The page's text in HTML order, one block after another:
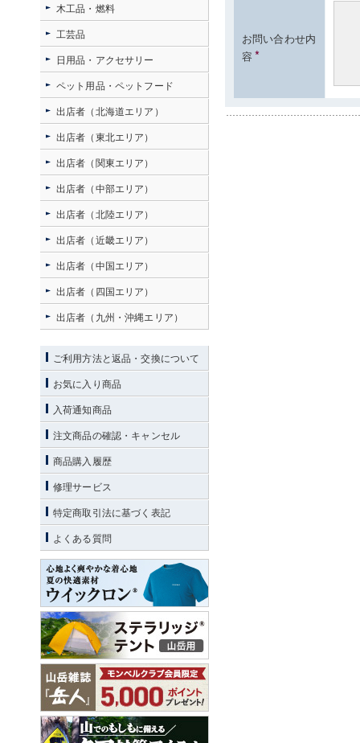
お問い合わせ内
容 *
木工品・燃料
工芸品
日用品・アクセサリー
ペット用品・ペットフード
出店者（北海道エリア）
出店者（東北エリア）
出店者（関東エリア）
出店者（中部エリア）
出店者（北陸エリア）
出店者（近畿エリア）
出店者（中国エリア）
出店者（四国エリア）
出店者（九州・沖縄エリア）
ご利用方法と返品・交換について
お気に入り商品
入荷通知商品
注文商品の確認・キャンセル
商品購入履歴
修理サービス
特定商取引法に基づく表記
よくある質問